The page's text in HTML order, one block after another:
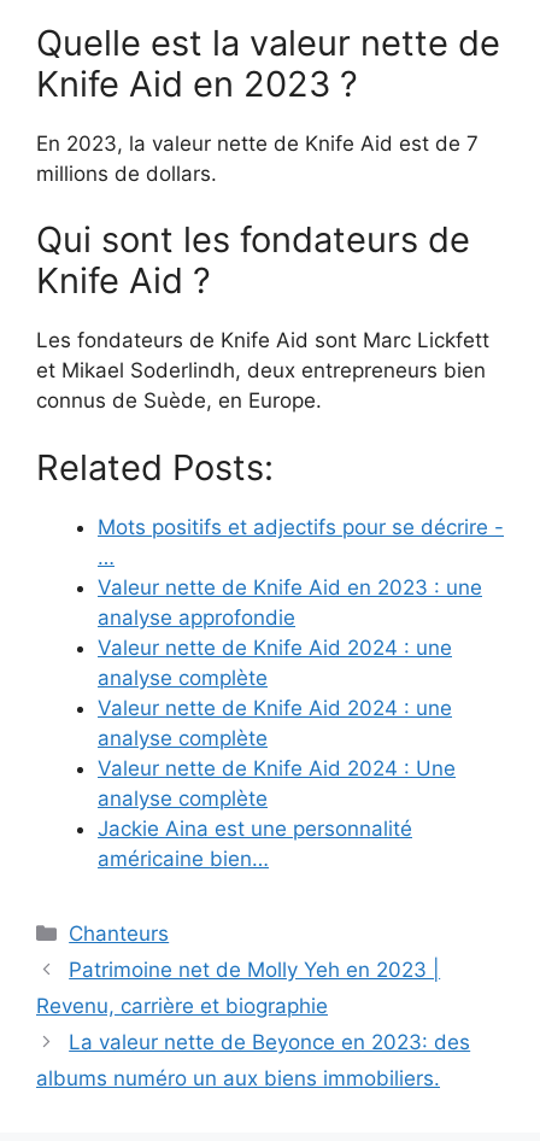
Quelle est la valeur nette de
Knife Aid en 2023 ?
En 2023, la valeur nette de Knife Aid est de 7
millions de dollars.
Qui sont les fondateurs de
Knife Aid ?
Les fondateurs de Knife Aid sont Marc Lickfett
et Mikael Soderlindh, deux entrepreneurs bien
connus de Suède, en Europe.
Related Posts:
Mots positifs et adjectifs pour se décrire -
…
Valeur nette de Knife Aid en 2023 : une
analyse approfondie
Valeur nette de Knife Aid 2024 : une
analyse complète
Valeur nette de Knife Aid 2024 : une
analyse complète
Valeur nette de Knife Aid 2024 : Une
analyse complète
Jackie Aina est une personnalité
américaine bien…
Categories
Chanteurs
Patrimoine net de Molly Yeh en 2023 |
Revenu, carrière et biographie
La valeur nette de Beyonce en 2023: des
albums numéro un aux biens immobiliers.